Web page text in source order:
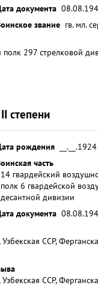
документа
звание гв. мл.
полк 297 стрелковой
степени
рождения
__.__.1924
часть
14 гвардейский
полк 6 гвардейской
десантной дивизии
документа
ССР,
ССР,